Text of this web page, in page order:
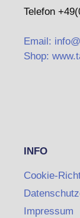
Telefon
Email:
Shop:
INFO
Cookie-
Impressum